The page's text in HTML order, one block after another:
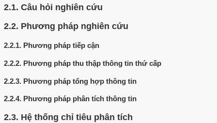
2.1. Câu hỏi nghiên cứu
2.2. Phương pháp nghiên cứu
2.2.1. Phương pháp tiếp cận
2.2.2. Phương pháp thu thập thông tin thứ cấp
2.2.3. Phương pháp tổng hợp thông tin
2.2.4. Phương pháp phân tích thông tin
2.3. Hệ thống chỉ tiêu phân tích